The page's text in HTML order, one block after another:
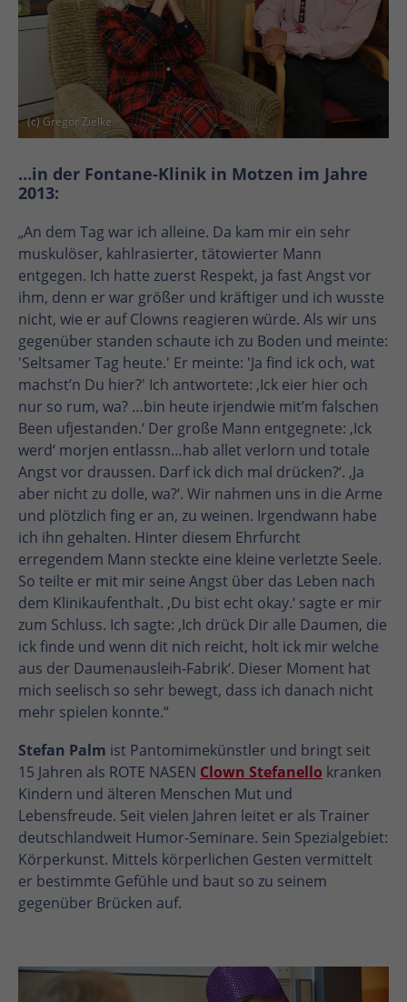
(c) Gregor Zielke
…in der Fontane-Klinik in Motzen im Jahre
2013:
„An dem Tag war ich alleine. Da kam mir ein sehr
muskulöser, kahlrasierter, tätowierter Mann
entgegen. Ich hatte zuerst Respekt, ja fast Angst vor
ihm, denn er war größer und kräftiger und ich wusste
nicht, wie er auf Clowns reagieren würde. Als wir uns
gegenüber standen schaute ich zu Boden und meinte:
'Seltsamer Tag heute.' Er meinte: 'Ja find ick och, wat
machst’n Du hier?' Ich antwortete: ‚Ick eier hier och
nur so rum, wa? …bin heute irjendwie mit’m falschen
Been ufjestanden.‘ Der große Mann entgegnete: ‚Ick
werd‘ morjen entlassn…hab allet verlorn und totale
Angst vor draussen. Darf ick dich mal drücken?‘. ‚Ja
aber nicht zu dolle, wa?‘. Wir nahmen uns in die Arme
und plötzlich fing er an, zu weinen. Irgendwann habe
ich ihn gehalten. Hinter diesem Ehrfurcht
erregendem Mann steckte eine kleine verletzte Seele.
So teilte er mit mir seine Angst über das Leben nach
dem Klinikaufenthalt. ‚Du bist echt okay.‘ sagte er mir
zum Schluss. Ich sagte: ‚Ich drück Dir alle Daumen, die
ick finde und wenn dit nich reicht, holt ick mir welche
aus der Daumenausleih-Fabrik‘. Dieser Moment hat
mich seelisch so sehr bewegt, dass ich danach nicht
mehr spielen konnte.“
Stefan Palm ist Pantomimekünstler und bringt seit
15 Jahren als ROTE NASEN Clown Stefanello kranken
Kindern und älteren Menschen Mut und
Lebensfreude. Seit vielen Jahren leitet er als Trainer
deutschlandweit Humor-Seminare. Sein Spezialgebiet:
Körperkunst. Mittels körperlichen Gesten vermittelt
er bestimmte Gefühle und baut so zu seinem
gegenüber Brücken auf.